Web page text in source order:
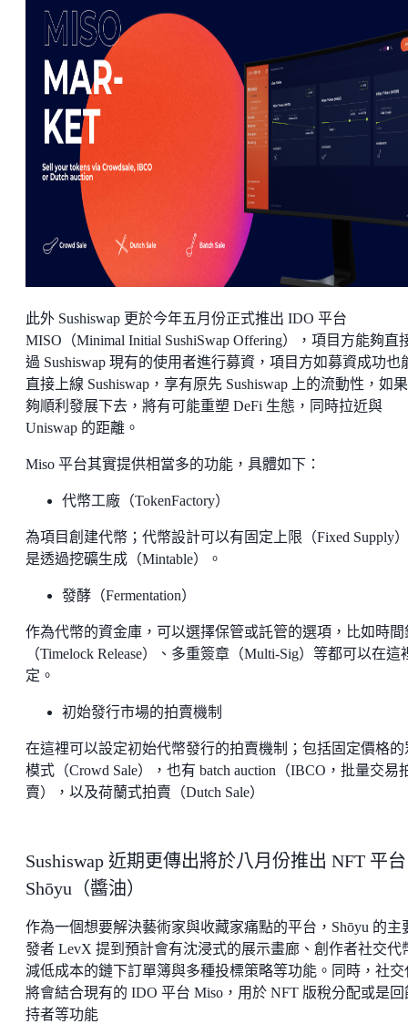
此外 Sushiswap 更於今年五月份正式推出 IDO 平台
MISO（Minimal Initial SushiSwap Offering），項目方能夠直
過 Sushiswap 現有的使用者進行募資，項目方如募資成功也
直接上線 Sushiswap，享有原先 Sushiswap 上的流動性，如
夠順利發展下去，將有可能重塑 DeFi 生態，同時拉近與
Uniswap 的距離。
Miso 平台其實提供相當多的功能，具體如下：
代幣工廠（TokenFactory）
為項目創建代幣；代幣設計可以有固定上限（Fixed Supply
是透過挖礦生成（Mintable）。
發酵（Fermentation）
作為代幣的資金庫，可以選擇保管或託管的選項，比如時間
（Timelock Release）、多重簽章（Multi-Sig）等都可以在這
定。
初始發行市場的拍賣機制
在這裡可以設定初始代幣發行的拍賣機制；包括固定價格的
模式（Crowd Sale），也有 batch auction（IBCO，批量交易
賣），以及荷蘭式拍賣（Dutch Sale）
Sushiswap 近期更傳出將於八月份推出 NFT 平台
Shōyu（醬油）
作為一個想要解決藝術家與收藏家痛點的平台，Shōyu 的主
發者 LevX 提到預計會有沈浸式的展示畫廊、創作者社交代
減低成本的鏈下訂單簿與多種投標策略等功能。同時，社交
將會結合現有的 IDO 平台 Miso，用於 NFT 版稅分配或是回
持者等功能